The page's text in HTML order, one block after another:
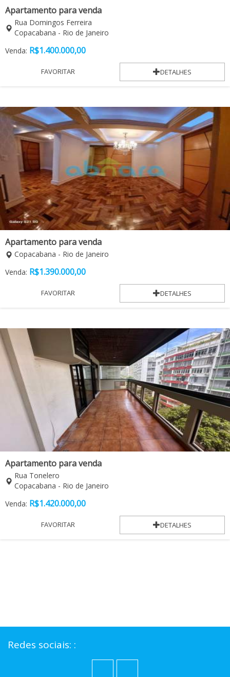
Apartamento para venda
Rua Domingos Ferreira
Copacabana - Rio de Janeiro
Venda: R$1.400.000,00
FAVORITAR DETALHES
Apartamento para venda
Copacabana - Rio de Janeiro
Venda: R$1.390.000,00
FAVORITAR DETALHES
Apartamento para venda
Rua Tonelero
Copacabana - Rio de Janeiro
Venda: R$1.420.000,00
FAVORITAR DETALHES
Redes sociais: :